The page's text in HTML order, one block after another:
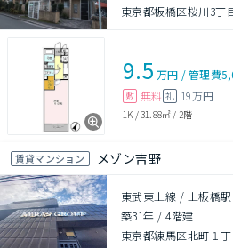
東京都板橋区桜川3丁
9.5 万円 /管理費
敷 無料 礼 19万円
1K /31.88㎡ / 2階
賃貸マンション メゾン吉野
東武東上線 / 上板橋
築31年 /4階建
東京都練馬区北町１